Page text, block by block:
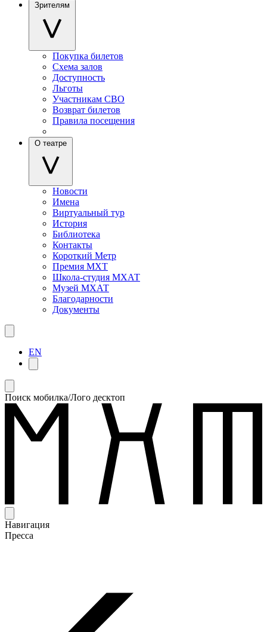
Зрителям
Покупка билетов
Схема залов
Доступность
Льготы
Участникам СВО
Возврат билетов
Правила посещения
О театре
Новости
Имена
Виртуальный тур
История
Библиотека
Контакты
Короткий Метр
Премия МХТ
Школа-студия МХАТ
Музей МХАТ
Благодарности
Документы
EN
Поиск мобилка/Лого десктоп
Навигация
Пресса